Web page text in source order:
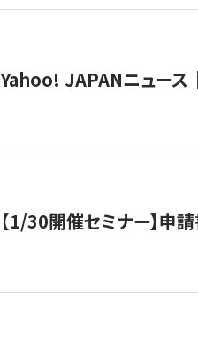
Yahoo! JAPANニュース
【1/30開催セミナー】申